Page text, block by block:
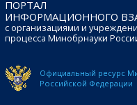
ПОРТАЛ
ИНФОРМАЦИОННОГО
с организациями и
процесса Минобрнауки
Официальный ресурс
Российской Федерации